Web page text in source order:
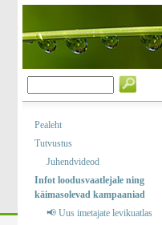
Pealeht
Tutvustus
Juhendvideod
Infot loodusvaatlejale ning
käimasolevad kampaaniad
📢 Uus imetajate levikuatlas